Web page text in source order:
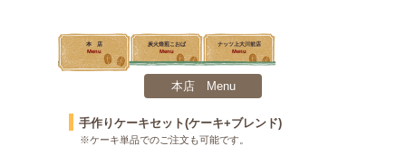
本
店
Menu
炭火焙煎こおば
Menu
ナッツ上大川前店
Menu
本店 Menu
手作りケーキセット(ケーキ+ブレンド)
※ケーキ単品でのご注文も可能です。